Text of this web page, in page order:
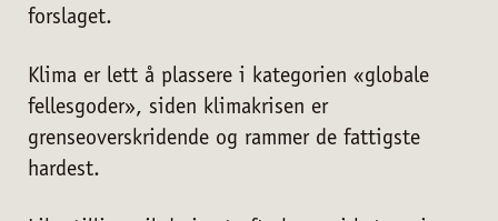
forslaget.
Klima er lett å plassere i kategorien «globale
fellesgoder», siden klimakrisen er
grenseoverskridende og rammer de fattigste
hardest.